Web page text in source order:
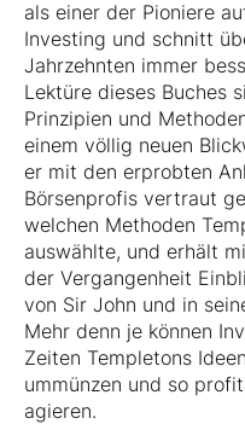
als einer der Pioniere
Investing und schnitt
Jahrzehnten immer
Lektüre dieses Buches
Prinzipien und
einem völlig neuen
er mit den erprobten
Börsenprofis vertraut
welchen Methoden
auswählte, und erhält
der Vergangenheit
von Sir John und in
Mehr denn je können
Zeiten Templetons
ummünzen und so
agieren.